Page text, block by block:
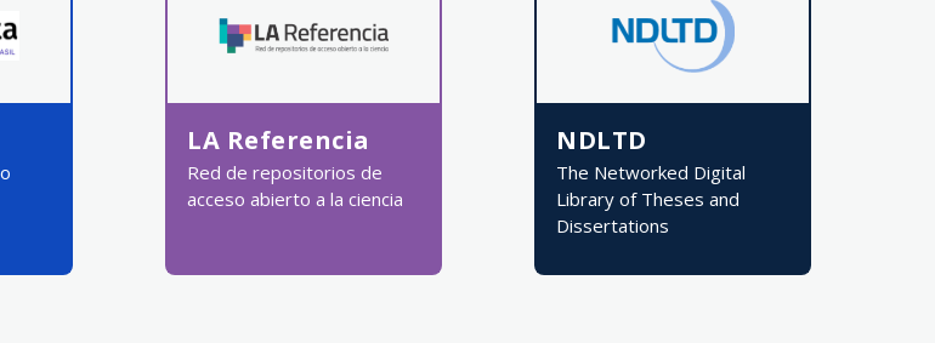
LA Referencia
Red de repositorios de
acceso abierto a la ciencia
NDLTD
The Networked Digital
Library of Theses and
Dissertations